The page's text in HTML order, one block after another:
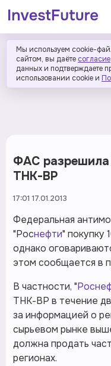
Мы используем cookie-
сайтом, вы даёте согласие
данных и подтверждаете
использовании cookie и
ФАС разрешила
ТНК-ВР
17:01 17.01.2013
Федеральная
"Роснефти" покупку
однако
этом сообщается в
В частности, "
ТНК-ВР в течение
за информацией о
сырьевом рынке
должна продать
регионах.